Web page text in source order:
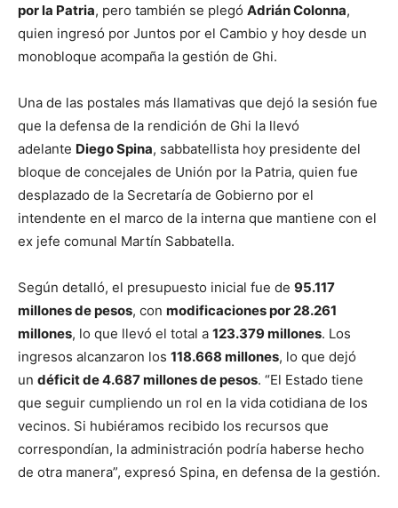
por la Patria, pero también se plegó Adrián Colonna,
quien ingresó por Juntos por el Cambio y hoy desde un
monobloque acompaña la gestión de Ghi.
Una de las postales más llamativas que dejó la sesión fue
que la defensa de la rendición de Ghi la llevó
adelante Diego Spina, sabbatellista hoy presidente del
bloque de concejales de Unión por la Patria, quien fue
desplazado de la Secretaría de Gobierno por el
intendente en el marco de la interna que mantiene con el
ex jefe comunal Martín Sabbatella.
Según detalló, el presupuesto inicial fue de 95.117
millones de pesos, con modificaciones por 28.261
millones, lo que llevó el total a 123.379 millones. Los
ingresos alcanzaron los 118.668 millones, lo que dejó
un déficit de 4.687 millones de pesos. “El Estado tiene
que seguir cumpliendo un rol en la vida cotidiana de los
vecinos. Si hubiéramos recibido los recursos que
correspondían, la administración podría haberse hecho
de otra manera”, expresó Spina, en defensa de la gestión.